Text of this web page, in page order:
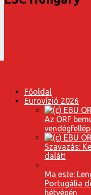
Főoldal
Eurovízió 2026
Az ORF
Szavazás:
dalát!
Ma este:
Portugália
hétvégén